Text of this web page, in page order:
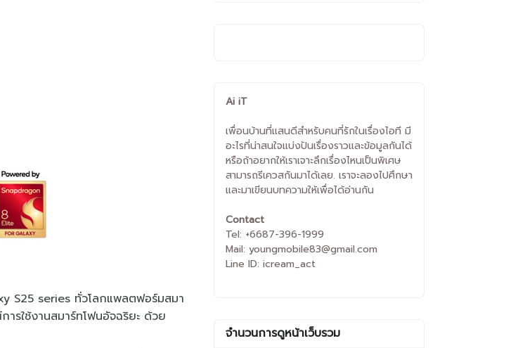
S25 series ทั่วโลกแพลตฟอร์มสมา
รใช้งานสมาร์ทโฟนอัจฉริยะ ด้วย
Ai iT
เพื่อนบ้านที่แสนดีสำหรับคนที่รักในเรื่องไอที มี
อะไรที่น่าสนใจแบ่งปันเรื่องราวและข้อมูลกันได้
หรือถ้าอยากให้เราเจาะลึกเรื่องไหนเป็นพิเศษ
สามารถรีเควสกันมาได้เลย. เราจะลองไปศึกษา
และมาเขียนบทความให้เพื่อได้อ่านกัน
Contact
Tel: +6687-396-1999
Mail: youngmobile83@gmail.com
Line ID: icream_act
จำนวนการดูหน้าเว็บรวม